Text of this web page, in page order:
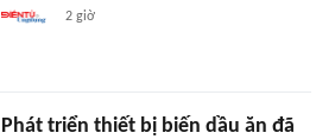
2 giờ
Phát triển thiết bị biến dầu ăn đã